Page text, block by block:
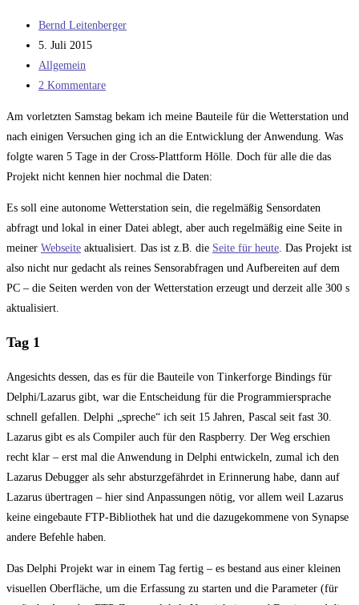
Crossplattform-
Entwicklung
Beitrags-
Autor:
Bernd Leitenberger
Beitrag
veröffentlicht:
5. Juli 2015
Beitrags-
Kategorie:
Allgemein
Beitrags-
2 Kommentare
Am vorletzten Samstag bekam ich meine Bauteile für die Wetterstation und
nach einigen Versuchen ging ich an die Entwicklung der Anwendung. Was
folgte waren 5 Tage in der Cross-Plattform Hölle. Doch für alle die das
Projekt nicht kennen hier nochmal die Daten:
Es soll eine autonome Wetterstation sein, die regelmäßig Sensordaten
abfragt und lokal in einer Datei ablegt, aber auch regelmäßig eine Seite in
meiner Webseite aktualisiert. Das ist z.B. die Seite für heute. Das Projekt ist
also nicht nur gedacht als reines Sensorabfragen und Aufbereiten auf dem
PC – die Seiten werden von der Wetterstation erzeugt und derzeit alle 300 s
aktualisiert.
Tag 1
Angesichts dessen, das es für die Bauteile von Tinkerforge Bindings für
Delphi/Lazarus gibt, war die Entscheidung für die Programmiersprache
schnell gefallen. Delphi „spreche“ ich seit 15 Jahren, Pascal seit fast 30.
Lazarus gibt es als Compiler auch für den Raspberry. Der Weg erschien
recht klar – erst mal die Anwendung in Delphi entwickeln, zumal ich den
Lazarus Debugger als sehr absturzgefährdet in Erinnerung habe, dann auf
Lazarus übertragen – hier sind Anpassungen nötig, vor allem weil Lazarus
keine eingebaute FTP-Bibliothek hat und die dazugekommene von Synapse
andere Befehle haben.
Das Delphi Projekt war in einem Tag fertig – es bestand aus einer kleinen
visuellen Oberfläche, um die Erfassung zu starten und die Parameter (für